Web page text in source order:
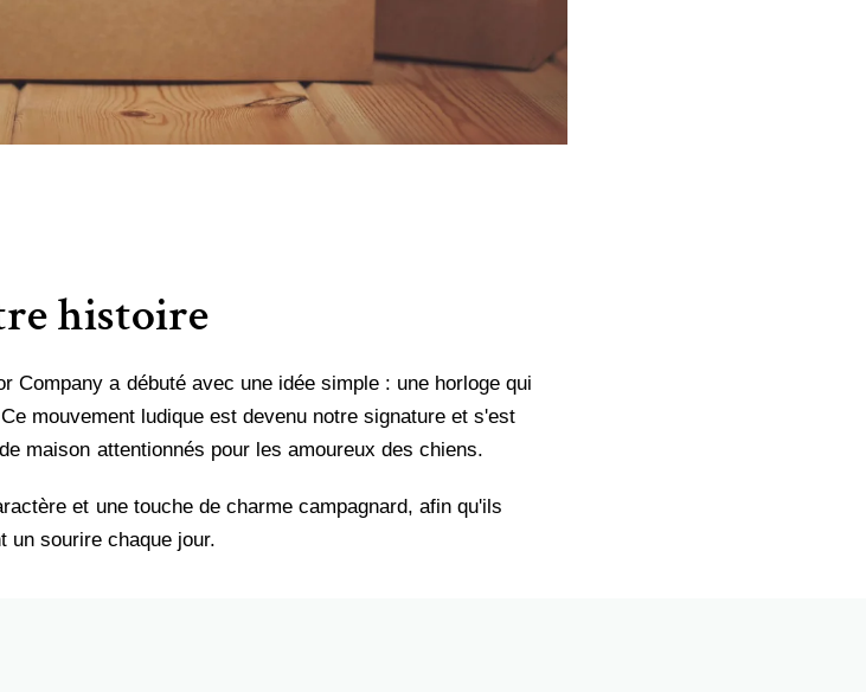
histoire
Company a débuté avec une idée simple : une horloge qui
mouvement ludique est devenu notre signature et s'est
maison attentionnés pour les amoureux des chiens.
et une touche de charme campagnard, afin qu'ils
un sourire chaque jour.